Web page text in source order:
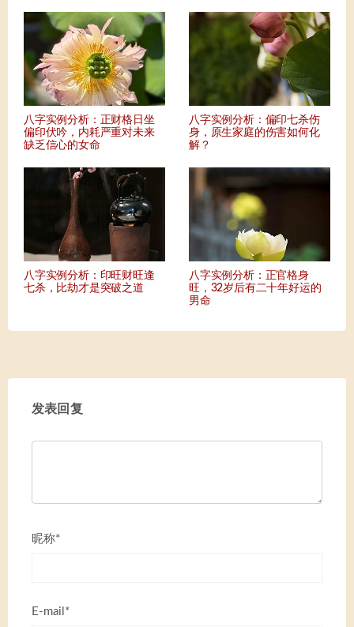
八字实例分析：正财格日坐
偏印伏吟，内耗严重对未来
缺乏信心的女命
八字实例分析：偏印七杀伤
身，原生家庭的伤害如何化
解？
八字实例分析：印旺财旺逢
七杀，比劫才是突破之道
八字实例分析：正官格身
旺，32岁后有二十年好运的
男命
发表回复
昵称*
E-mail*